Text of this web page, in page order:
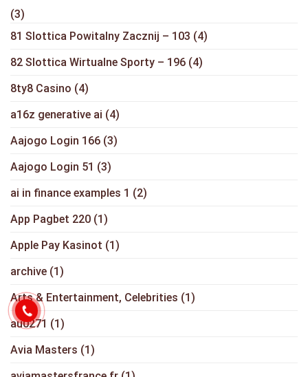
(3)
81 Slottica Powitalny Zacznij – 103 (4)
82 Slottica Wirtualne Sporty – 196 (4)
8ty8 Casino (4)
a16z generative ai (4)
Aajogo Login 166 (3)
Aajogo Login 51 (3)
ai in finance examples 1 (2)
App Pagbet 220 (1)
Apple Pay Kasinot (1)
archive (1)
Arts & Entertainment, Celebrities (1)
au0271 (1)
Avia Masters (1)